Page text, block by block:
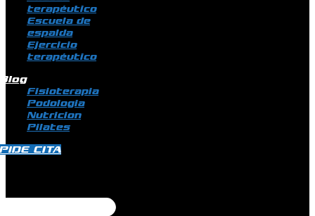
terapéutico
Escuela de
espalda
Ejercicio
terapéutico
Fisioterapia
Podologia
Nutricion
Pilates
CITA